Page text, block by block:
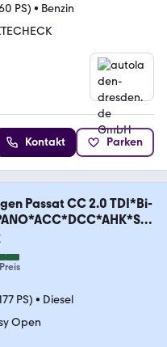
PS) • Benzin
Kontakt Parken
Passat CC 2.0 TDI*Bi-
PS) • Diesel
Open